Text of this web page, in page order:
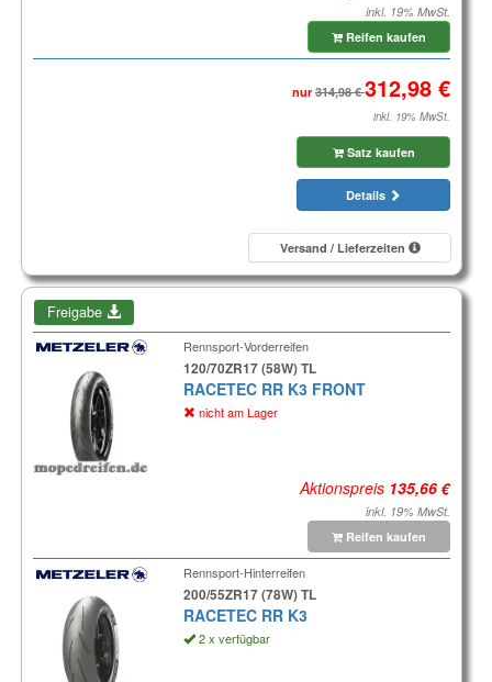
inkl. 19% MwSt.
Reifen kaufen
nur
inkl. 19% MwSt.
Satz kaufen
Details
Versand / Lieferzeiten
Freigabe
Rennsport-Vorderreifen
120/70ZR17 (58W) TL
RACETEC RR K3 FRONT
nicht am Lager
Aktionspreis
inkl. 19% MwSt.
Reifen kaufen
Rennsport-Hinterreifen
200/55ZR17 (78W) TL
RACETEC RR K3
2 x verfügbar